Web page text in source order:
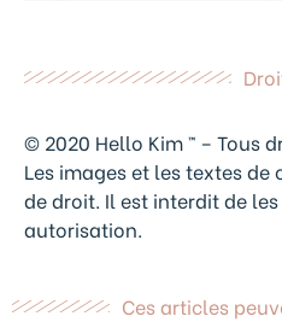
© 2020 Hello Kim ™ – Tous
Les images et les textes
de droit. Il est interdit de
autorisation.
Ces articles